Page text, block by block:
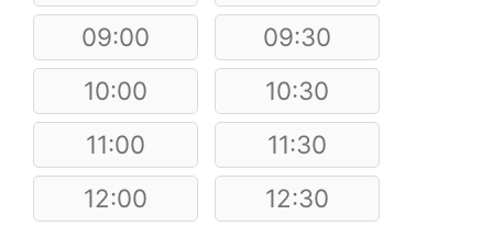
09:00
09:30
10:00
10:30
11:00
11:30
12:00
12:30